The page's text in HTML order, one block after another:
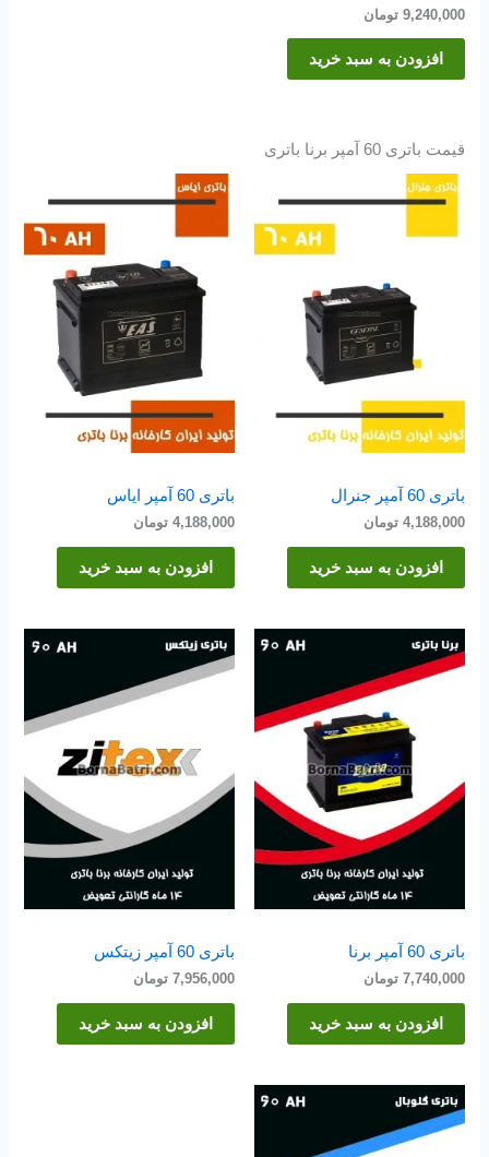
9,240,000 تومان
افزودن به سبد خرید
قیمت باتری 60 آمپر برنا باتری
باتری 60 آمپر جنرال
4,188,000 تومان
افزودن به سبد خرید
باتری 60 آمپر ایاس
4,188,000 تومان
افزودن به سبد خرید
باتری 60 آمپر برنا
7,740,000 تومان
افزودن به سبد خرید
باتری 60 آمپر زیتکس
7,956,000 تومان
افزودن به سبد خرید